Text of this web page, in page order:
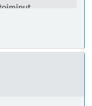
alkaa moista
jenkin.